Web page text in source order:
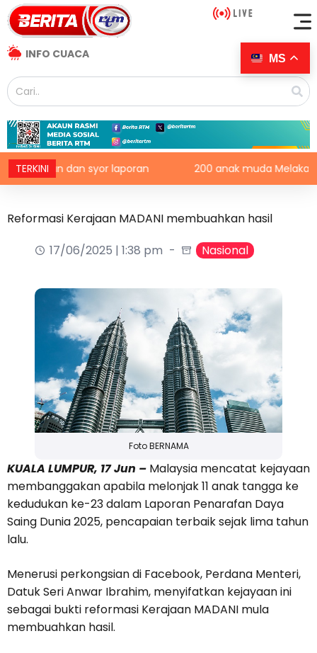
INFO CUACA
TERKINIdan syor laporan 200 anak muda Melaka
Reformasi Kerajaan MADANI membuahkan hasil
17/06/2025 | 1:38 pm
Nasional
Foto BERNAMA
KUALA LUMPUR, 17 Jun – Malaysia mencatat kejayaan
membanggakan apabila melonjak 11 anak tangga ke
kedudukan ke-23 dalam Laporan Penarafan Daya
Saing Dunia 2025, pencapaian terbaik sejak lima tahun
lalu.
Menerusi perkongsian di Facebook, Perdana Menteri,
Datuk Seri Anwar Ibrahim, menyifatkan kejayaan ini
sebagai bukti reformasi Kerajaan MADANI mula
membuahkan hasil.
MS